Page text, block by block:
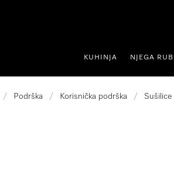
KUHINJA NJEGA
/ Podrška / Korisnička podrška / Sušilice